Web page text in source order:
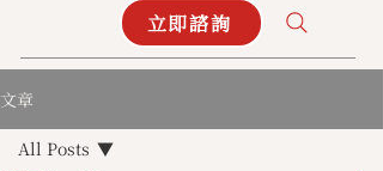
立即諮詢
文章
All Posts